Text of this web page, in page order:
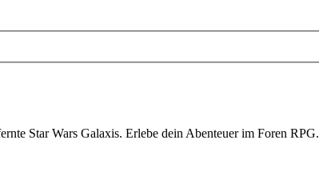
Star Wars Galaxis. Erlebe dein Abenteuer im Foren RPG.